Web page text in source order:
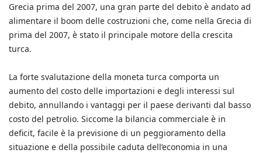
Grecia prima del 2007, una gran parte del debito è andato ad
alimentare il boom delle costruzioni che, come nella Grecia di
prima del 2007, è stato il principale motore della crescita
turca.
La forte svalutazione della moneta turca comporta un
aumento del costo delle importazioni e degli interessi sul
debito, annullando i vantaggi per il paese derivanti dal basso
costo del petrolio. Siccome la bilancia commerciale è in
deficit, facile è la previsione di un peggioramento della
situazione e della possibile caduta dell’economia in una